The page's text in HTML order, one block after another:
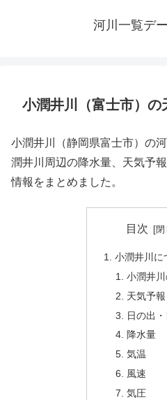
河川一覧デ
小潤井川（富士市）の
小潤井川（静岡県富士市）の
潤井川周辺の降水量、天気予
情報をまとめました。
目次
小潤井川に
小潤井
天気予報
日の出
降水量
気温
風速
気圧